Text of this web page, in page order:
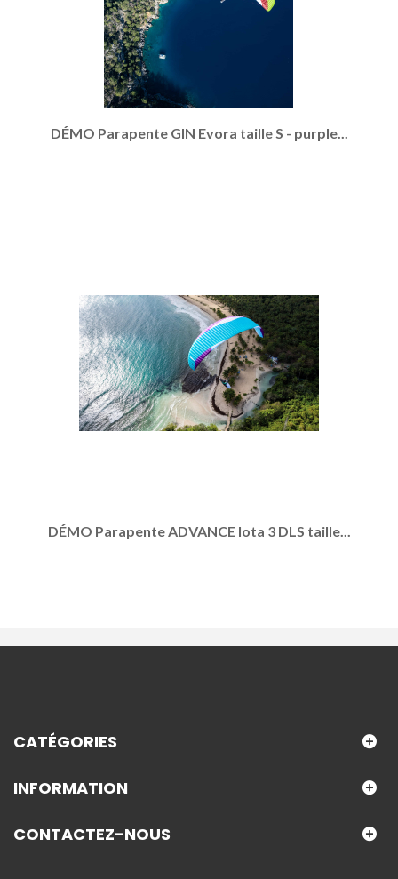
DÉMO Parapente GIN Evora taille S - purple...
DÉMO Parapente ADVANCE Iota 3 DLS taille...
CATÉGORIES
INFORMATION
CONTACTEZ-NOUS